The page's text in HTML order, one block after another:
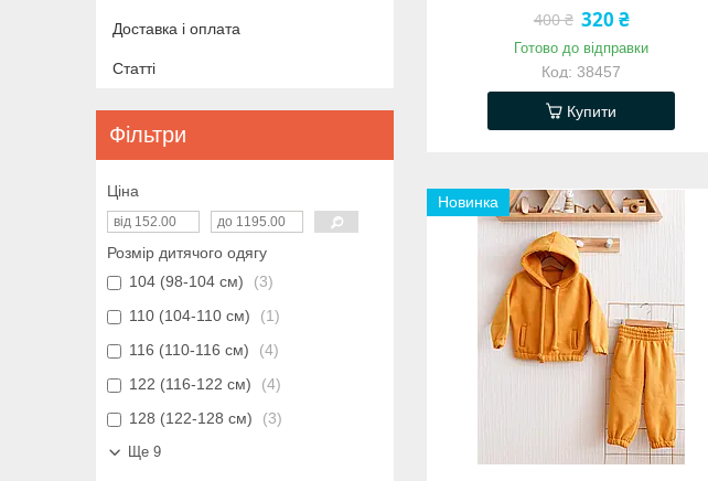
400 ₴ 320 ₴
Готово до відправки
38457
Купити
Новинка
Доставка і оплата
Статті
Фільтри
Ціна
Розмір дитячого одягу
104 (98-104 см)
3
110 (104-110 см)
1
116 (110-116 см)
4
122 (116-122 см)
4
128 (122-128 см)
3
Ще 9